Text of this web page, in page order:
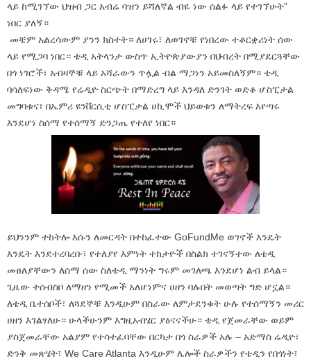
ላይ ከሚገኘው ህዝብ ጋር አብሬ ባዝን ይሻለኛል ብዬ ነው ሰልፉ ላይ የተገኘሁት”
ነበር ያለኝ።
መቼም አልረሳውም ያንን ክስተት። ለሀገሩ፣ ለወገኖቹ የነበረው ተቆርቋሪነት ሰው
ላይ የሚጋባ ነበር። ቴዲ አትላንታ ውስጥ ኢትዮጵያውያን በህብረት በሚያደርጓቸው
በጎ ነገሮች፣ አብዛኞቹ ላይ አሻራውን ጥሏል ብል ማጋነን አይመስለኝም። ቴዲ
ባሳለፍነው ቅዳሜ የሬዲዮ ስርጭት በማድረግ ላይ እንዳለ ድንገት ወድቆ ሆስፒታል
መግባቱና፣ በኤምሪ ዩንቨርሲቲ ሆስፒታል ሀኪሞች ህይወቱን ለማትረፍ እየጣሩ
እንደሆነ ስሰማ የተሰማኝ ድንጋጤ የተለየ ነበር።
ይህንንም ተከትሎ እሱን ለመርዳት በተከፈተው GoFundMe ወገኖች እንዴት
እንዴት እንደተረባረቡ፣ የተለያየ እምነት ተከታዮች በስልክ ተገናኝተው ለቴዲ
መፀለያቸውን ለሰማ ሰው ስለቴዲ ማንነት ግሩም መገለጫ እንደሆነ ልብ ይላል።
ጊዜው ተሰብስቦ ለማዘን የሚመች አለሆነምና ሀዘን ባሉበት መወጣት ግድ ሆኗል።
ለቴዲ ቤተሰቦች፣ ለጓደኞቹ እንዲሁም በስራው ለምታደንቁት ሁሉ የተሰማኝን መሪር
ሀዘን እገልፃለሁ። ሁላችሁንም እግዚአብሄር ያፅናናችሁ። ቴዲ የጀመራቸው ወይም
ያስጀመራቸው አልያም የተሳተፈባቸው በርካታ በጎ ስራዎች አሉ – አድማስ ሬዲዮ፣
ድንቅ መጽሄት፣ We Care Atlanta እንዲሁም ሌሎች ስራዎችን የቴዲን የበጎነት፣